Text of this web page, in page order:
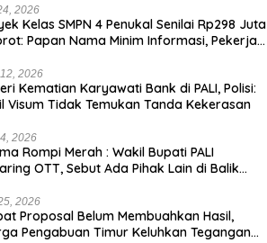
Kerok
2026
Kelas SMPN 4 Penukal Senilai Rp298 Juta
Papan Nama Minim Informasi, Pekerja
2026
Kematian Karyawati Bank di PALI, Polisi:
Visum Tidak Temukan Tanda Kekerasan
2026
Rompi Merah : Wakil Bupati PALI
OTT, Sebut Ada Pihak Lain di Balik
2026
Proposal Belum Membuahkan Hasil,
Pengabuan Timur Keluhkan Tegangan